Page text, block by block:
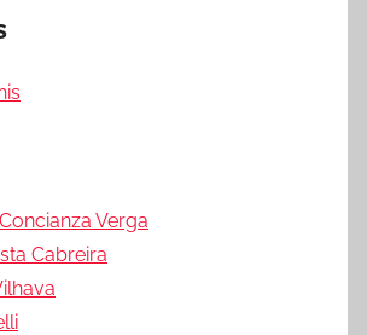
Verga
Cabreira